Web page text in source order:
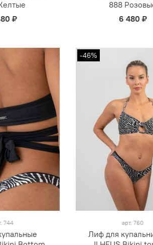
₽
888
6 480 ₽
744
-46%
арт.760
Лиф для